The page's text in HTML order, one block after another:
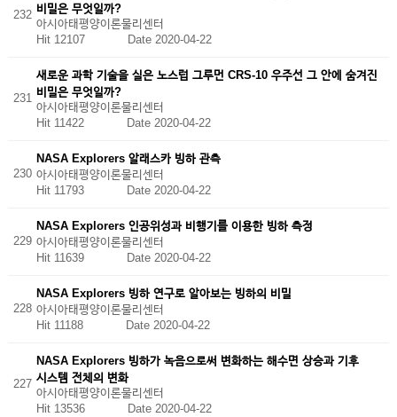
232
비밀은 무엇일까?
아시아태평양이론물리센터
Hit 12107
Date 2020-04-22
231
새로운 과학 기술을 실은 노스럽 그루먼 CRS-10 우주선 그 안에 숨겨진
비밀은 무엇일까?
아시아태평양이론물리센터
Hit 11422
Date 2020-04-22
230
NASA Explorers 알래스카 빙하 관측
아시아태평양이론물리센터
Hit 11793 Date 2020-04-22
229
NASA Explorers 인공위성과 비행기를 이용한 빙하 측정
아시아태평양이론물리센터
Hit 11639 Date 2020-04-22
228
NASA Explorers 빙하 연구로 알아보는 빙하의 비밀
아시아태평양이론물리센터
Hit 11188 Date 2020-04-22
227
NASA Explorers 빙하가 녹음으로써 변화하는 해수면 상승과 기후
시스템 전체의 변화
아시아태평양이론물리센터
Hit 13536
Date 2020-04-22